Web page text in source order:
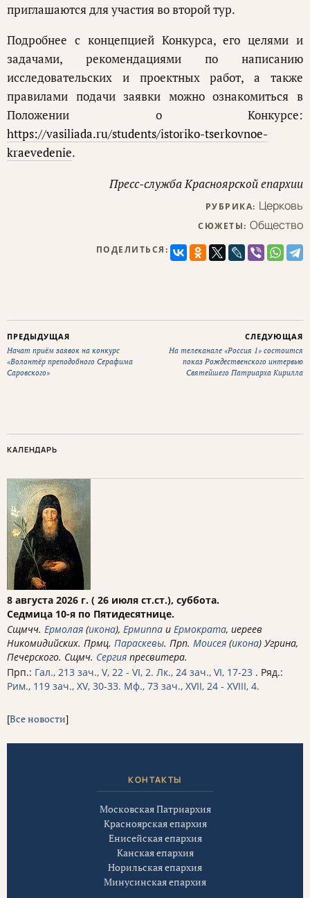
приглашаются для участия во второй тур.
Подробнее с концепцией Конкурса, его целями и
задачами, рекомендациями по написанию
исследовательских и проектных работ, а также
правилами подачи заявки можно ознакомиться в
Положении о Конкурсе:
https://vasiliada.ru/students/istoriko-tserkovnoe-
kraevedenie.
Пресс-служба Красноярской епархии
РУБРИКА: Церковь
СЮЖЕТЫ: Общество
ПОДЕЛИТЬСЯ:
ПРЕДЫДУЩАЯ
Начат приём заявок на конкурс
«Волонтёр преподобного Серафима
Саровского»
СЛЕДУЮЩАЯ
На телеканале «Россия 1» состоится
показ Рождественского интервью
Святейшего Патриарха Кирилла
КАЛЕНДАРЬ
8 августа 2026 г. ( 26 июля ст.ст.), суббота.
Седмица 10-я по Пятидесятнице.
Сщмчч. Ермолая (икона), Ермиппа и Ермократа, иереев
Никомидийских. Прмц. Параскевы. Прп. Моисея (икона) Угрина,
Печерского. Сщмч. Сергия пресвитера.
Прп.: Гал., 213 зач., V, 22 - VI, 2. Лк., 24 зач., VI, 17-23 . Ряд.:
Рим., 119 зач., XV, 30-33. Мф., 73 зач., XVII, 24 - XVIII, 4.
[Все новости]
КОНТАКТЫ
Московская Патриархия
Красноярская епархия
Енисейская епархия
Канская епархия
Норильская епархия
Минусинская епархия